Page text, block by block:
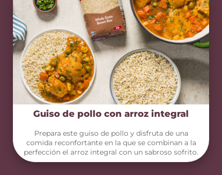
Guiso de pollo con arroz integral
Prepara este guiso de pollo y disfruta de una
comida reconfortante en la que se combinan a la
perfección el arroz integral con un sabroso sofrito.